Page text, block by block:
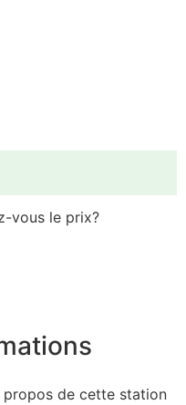
vous le prix?
propos de cette station